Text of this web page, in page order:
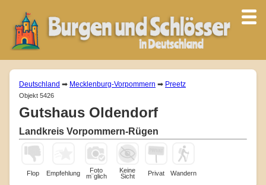
Deutschland ➡ Mecklenburg-Vorpommern ➡ Preetz
Objekt 5426
Gutshaus Oldendorf
Landkreis Vorpommern-Rügen
Flop Empfehlung
Foto
m¨glich
Keine
Sicht
Privat Wandern